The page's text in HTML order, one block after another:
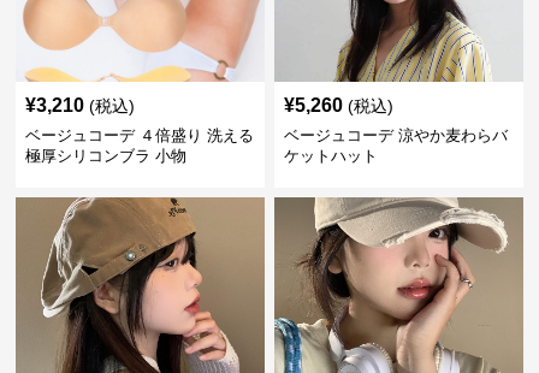
¥3,210 (税込)
ベージュコーデ ４倍盛り 洗える
極厚シリコンブラ 小物
¥5,260 (税込)
ベージュコーデ 涼やか麦わらバ
ケットハット